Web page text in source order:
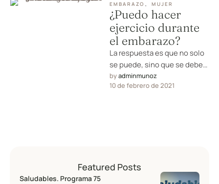
EMBARAZO , MUJER
¿Puedo hacer
ejercicio durante
el embarazo?
La respuesta es que no solo
se puede, sino que se debe
hacer ejercicio durante el
embarazo. Con …
by adminmunoz
10 de febrero de 2021
Featured Posts
Saludables. Programa 75